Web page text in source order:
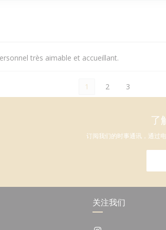
très aimable et accueillant.
1 2 3
了
订阅我们的时事通讯，通过
关注我们